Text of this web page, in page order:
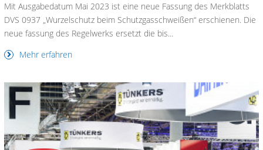
Mit Ausgabedatum Mai 2023 ist eine neue Fassung des Merkblatts
DVS 0937 „Wurzelschutz beim Schutzgasschweißen“ erschienen. Die
neue fassung des Regelwerks ersetzt die bis...
Mehr erfahren